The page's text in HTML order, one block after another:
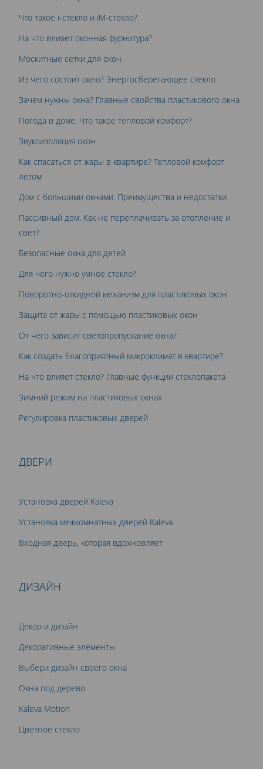
Что такое i-стекло и iM-стекло?
На что влияет оконная фурнитура?
Москитные сетки для окон
Из чего состоит окно? Энергосберегающее стекло
Зачем нужны окна? Главные свойства пластикового окна
Погода в доме. Что такое тепловой комфорт?
Звукоизоляция окон
Как спасаться от жары в квартире? Тепловой комфорт
летом
Дом с большими окнами. Преимущества и недостатки
Пассивный дом. Как не переплачивать за отопление и
свет?
Безопасные окна для детей
Для чего нужно умное стекло?
Поворотно-откидной механизм для пластиковых окон
Защита от жары с помощью пластиковых окон
От чего зависит светопропускание окна?
Как создать благоприятный микроклимат в квартире?
На что влияет стекло? Главные функции стеклопакета
Зимний режим на пластиковых окнах
Регулировка пластиковых дверей
ДВЕРИ
Установка дверей Kaleva
Установка межкомнатных дверей Kaleva
Входная дверь, которая вдохновляет
ДИЗАЙН
Декор и дизайн
Декоративные элементы
Выбери дизайн своего окна
Окна под дерево
Kaleva Motion
Цветное стекло